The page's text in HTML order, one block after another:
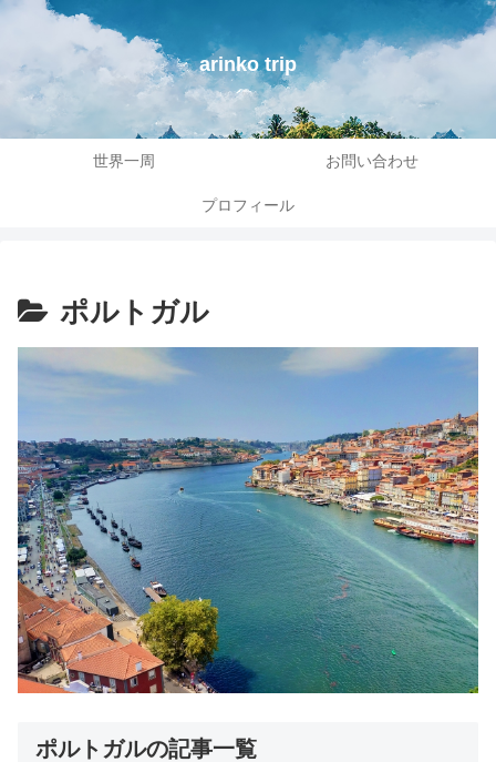
arinko trip
世界一周 お問い合わせ
プロフィール
ポルトガル
ポルトガルの記事一覧